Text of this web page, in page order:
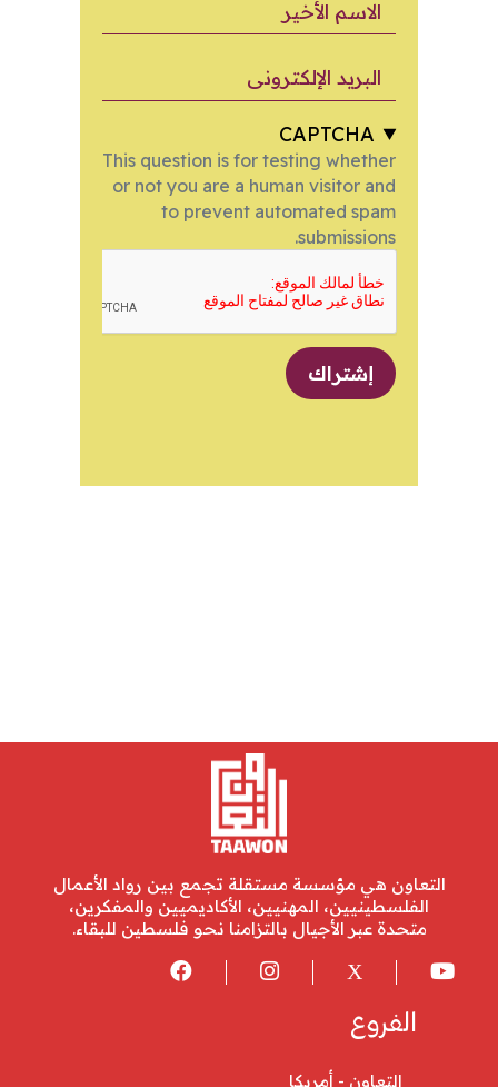
CAPTCHA
This question is for testing whether
or not you are a human visitor and
to prevent automated spam
submissions.
إشتراك
التعاون هي مؤسسة مستقلة تجمع بين رواد الأعمال
الفلسطينيين، المهنيين، الأكاديميين والمفكرين،
متحدة عبر الأجيال بالتزامنا نحو فلسطين للبقاء.
الفروع
التعاون - أمريكا